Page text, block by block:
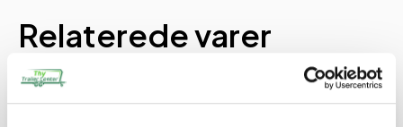
Relaterede varer
PÅ LAGER